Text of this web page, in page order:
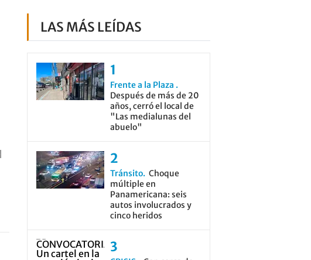
LAS MÁS LEÍDAS
Frente a la Plaza
Después de más de 20
años, cerró el local de
"Las medialunas del
abuelo"
Tránsito Choque
múltiple en
Panamericana: seis
autos involucrados y
cinco heridos